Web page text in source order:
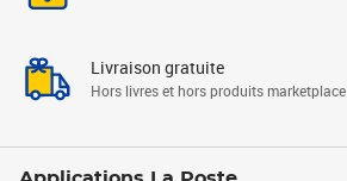
Livraison gratuite
Hors livres et hors produits marketplace